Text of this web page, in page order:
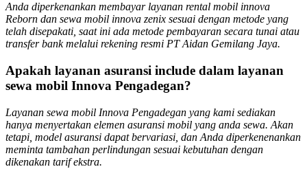
Anda diperkenankan membayar layanan rental mobil innova
Reborn dan sewa mobil innova zenix sesuai dengan metode yang
telah disepakati, saat ini ada metode pembayaran secara tunai atau
transfer bank melalui rekening resmi PT Aidan Gemilang Jaya.
Apakah layanan asuransi include dalam layanan
sewa mobil Innova Pengadegan?
Layanan sewa mobil Innova Pengadegan yang kami sediakan
hanya menyertakan elemen asuransi mobil yang anda sewa. Akan
tetapi, model asuransi dapat bervariasi, dan Anda diperkenenankan
meminta tambahan perlindungan sesuai kebutuhan dengan
dikenakan tarif ekstra.